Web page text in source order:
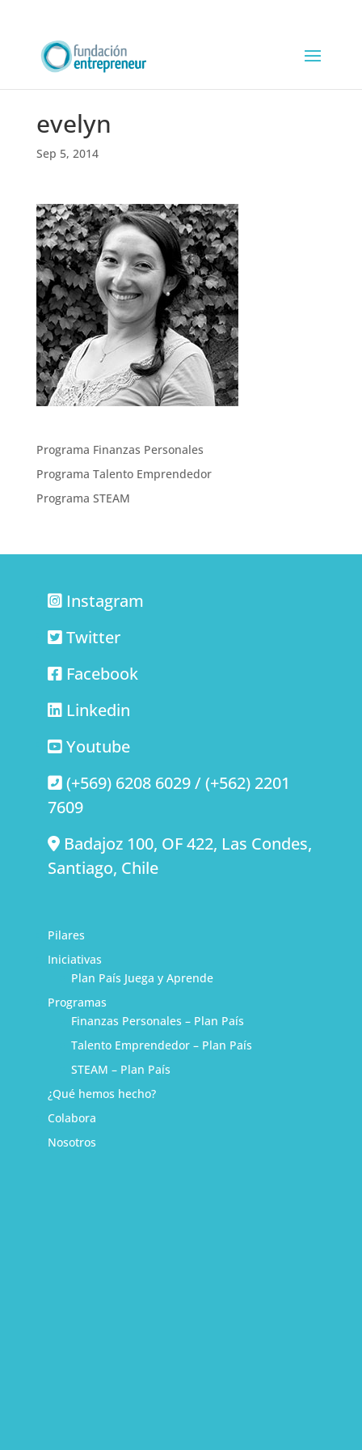
evelyn
Sep 5, 2014
Programa Finanzas Personales
Programa Talento Emprendedor
Programa STEAM
Instagram
Twitter
Facebook
Linkedin
Youtube
(+569) 6208 6029 / (+562) 2201
7609
Badajoz 100, OF 422, Las Condes,
Santiago, Chile
Pilares
Iniciativas
Plan País Juega y Aprende
Programas
Finanzas Personales – Plan País
Talento Emprendedor – Plan País
STEAM – Plan País
¿Qué hemos hecho?
Colabora
Nosotros